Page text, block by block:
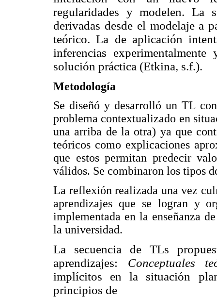
regularidades y modelen. La
derivadas desde el modelaje a
teórico. La de aplicación
inferencias
solución práctica (Etkina, s.f.).
Metodología
Se diseñó y desarrolló un TL
problema contextualizado en
una arriba de la otra) ya que
teóricos como explicaciones
que estos permitan predecir
válidos. Se combinaron los tipos
La reflexión realizada una vez
aprendizajes que se logran y
implementada en la enseñanza
la universidad.
La secuencia de TLs
aprendizajes: Conceptuales
implícitos en la situación
principios de